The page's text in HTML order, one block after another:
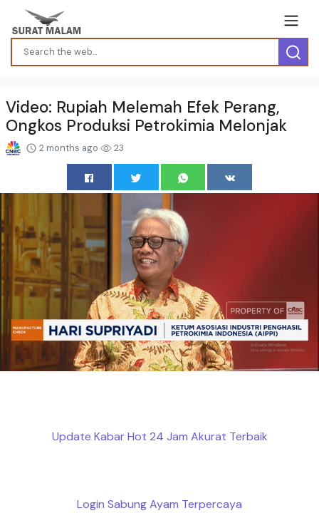
Video: Rupiah Melemah Efek Perang,
Ongkos Produksi Petrokimia Melonjak
2 months ago 23
Update Kabar Hot 24 Jam Akurat Terbaik
Login Sabung Ayam Terpercaya